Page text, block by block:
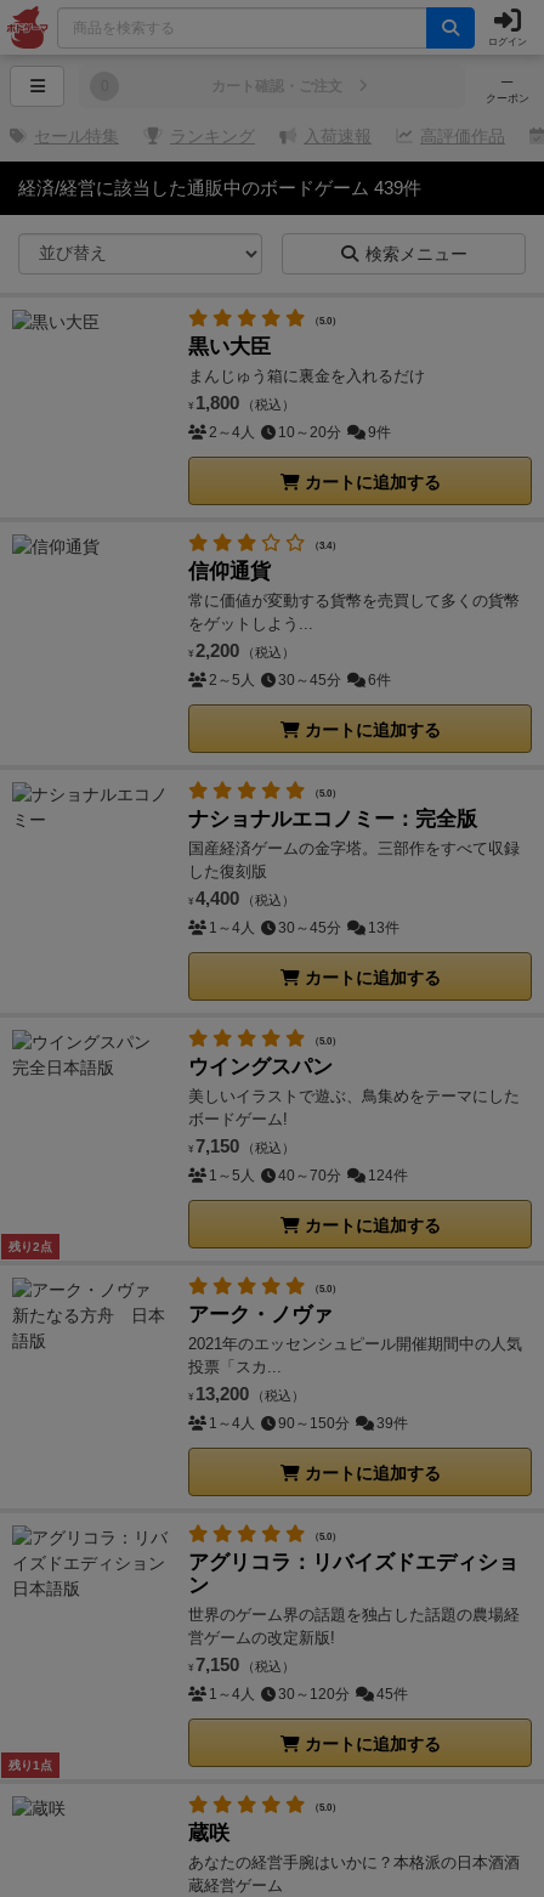
ログイン
─
クーポン
カート確認・ご注文
セール特集 ランキング 入荷速報 高評価作品
経済/経営に該当した通販中のボードゲーム 439件
検索メニュー
（5.0）
黒い大臣
まんじゅう箱に裏金を入れるだけ
¥ 1,800 （税込）
2～4人 10～20分 9件
カートに追加する
（3.4）
信仰通貨
常に価値が変動する貨幣を売買して多くの貨幣
をゲットしよう...
¥ 2,200 （税込）
2～5人 30～45分 6件
カートに追加する
（5.0）
ナショナルエコノミー：完全版
国産経済ゲームの金字塔。三部作をすべて収録
した復刻版
¥ 4,400 （税込）
1～4人 30～45分 13件
カートに追加する
残り2点
（5.0）
ウイングスパン
美しいイラストで遊ぶ、鳥集めをテーマにした
ボードゲーム!
¥ 7,150 （税込）
1～5人 40～70分 124件
カートに追加する
（5.0）
アーク・ノヴァ
2021年のエッセンシュピール開催期間中の人気
投票「スカ...
¥ 13,200 （税込）
1～4人 90～150分 39件
カートに追加する
残り1点
（5.0）
アグリコラ：リバイズドエディショ
ン
世界のゲーム界の話題を独占した話題の農場経
営ゲームの改定新版!
¥ 7,150 （税込）
1～4人 30～120分 45件
カートに追加する
（5.0）
蔵咲
あなたの経営手腕はいかに？本格派の日本酒酒
蔵経営ゲーム